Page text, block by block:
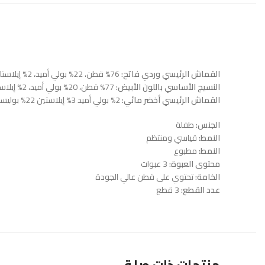
القماش الرئيسي وردي فاتح:
النسيج الأساسي باللون الأبيض:
القماش الرئيسي أخضر مائي:
الجنس:طفلة
النمط:قياسي ومنتظم
النمط:مطبوع
محتوى العبوة:
الخامة:تحتوي على قطن عالي الجودة
عدد القطع: